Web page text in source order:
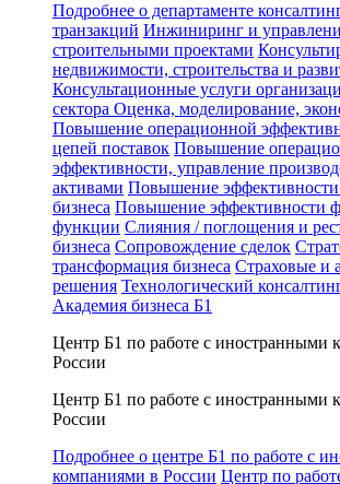
Подробнее о департаменте
транзакций Инжиниринг и
строительными проектами
недвижимости, строительства и
Консультационные услуги
сектора Оценка, моделирование,
Повышение операционной
цепей поставок Повышение
эффективности, управление
активами Повышение эффективности
бизнеса Повышение эффективности
функции Слияния / поглощения и
бизнеса Сопровождение сделок
трансформация бизнеса Страховые и
решения Технологический
Академия бизнеса Б1
Центр Б1 по работе с иностранными
России
Центр Б1 по работе с иностранными
России
Подробнее о центре Б1 по работе с
компаниями в России Центр по